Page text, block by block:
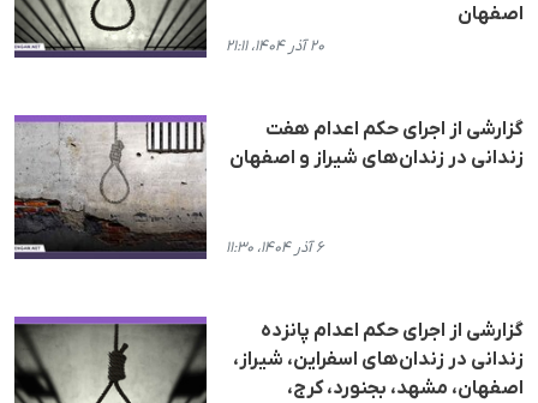
اصفهان
۲۰ آذر ۱۴۰۴، ۲۱:۱۱
گزارشی از اجرای حکم اعدام هفت
زندانی در زندان‌های شیراز و اصفهان
۶ آذر ۱۴۰۴، ۱۱:۳۰
گزارشی از اجرای حکم اعدام پانزده
زندانی در زندان‌های اسفراین، شیراز،
اصفهان، مشهد، بجنورد، کرج،